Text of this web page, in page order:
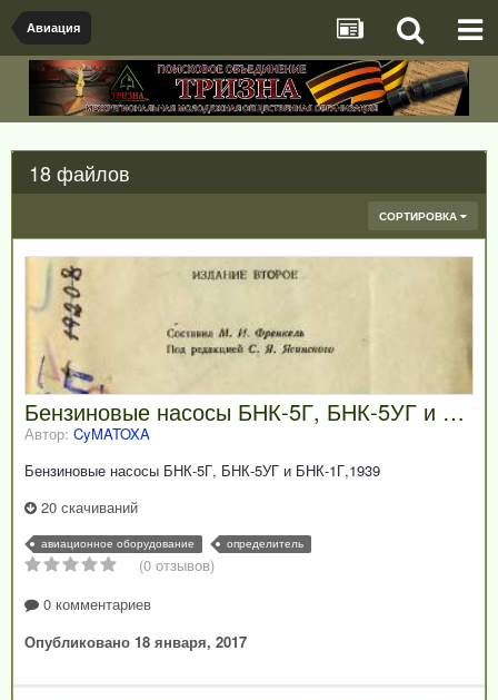
Авиация
18 файлов
СОРТИРОВКА
Бензиновые насосы БНК-5Г, БНК-5УГ и БНК-1Г,1939
Автор: CyMATOXA
Бензиновые насосы БНК-5Г, БНК-5УГ и БНК-1Г,1939
20 скачиваний
авиационное оборудование определитель
(0 отзывов)
0 комментариев
Опубликовано 18 января, 2017